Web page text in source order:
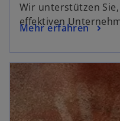
Wir unterstützen
effektiven
Mehr erfahren